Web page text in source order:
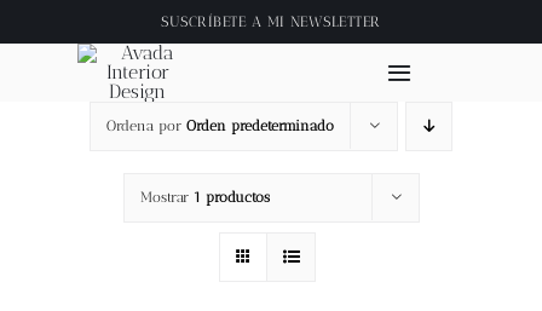
al
contenido
SUSCRÍBETE A MI NEWSLETTER
Toggle
Navigation
Ordena por Orden predeterminado
Mostrar 1 productos